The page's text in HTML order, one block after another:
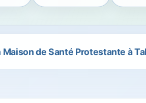
Maison de Santé Protestante à